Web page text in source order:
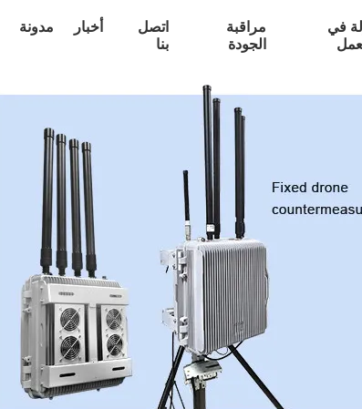
في
مراقبة
الجودة
اتصل
بنا
أخبار مدونة